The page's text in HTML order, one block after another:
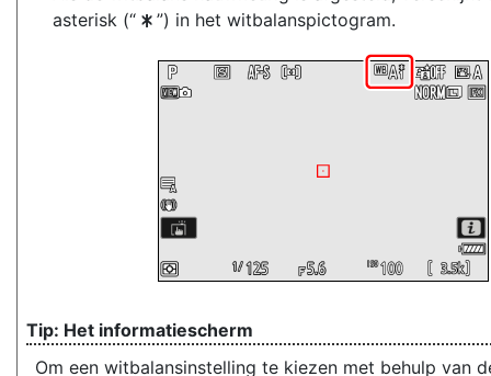
asterisk (“ U ”) in het witbalanspictogram.
Het informatiescherm
Om een witbalansinstelling te kiezen met behulp van